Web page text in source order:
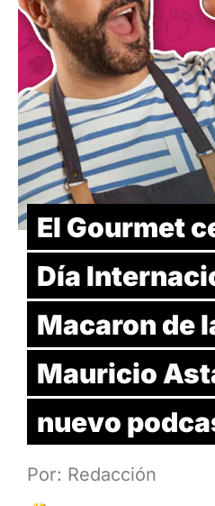
El Gourmet
Día
Macaron de
Mauricio
nuevo
Por: Redacción